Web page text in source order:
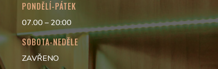
PONDĚLÍ-PÁTEK
07.00 – 20:00
SOBOTA-NEDĚLE
ZAVŘENO